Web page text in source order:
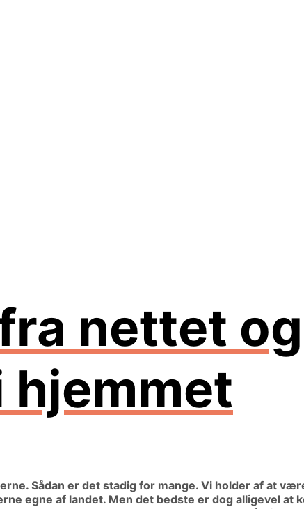
nettet
Sådan er det stadig for mange. Vi holder af at
egne af landet. Men det bedste er dog alligevel at